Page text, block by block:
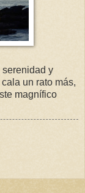
serenidad y
un rato más,
magnífico